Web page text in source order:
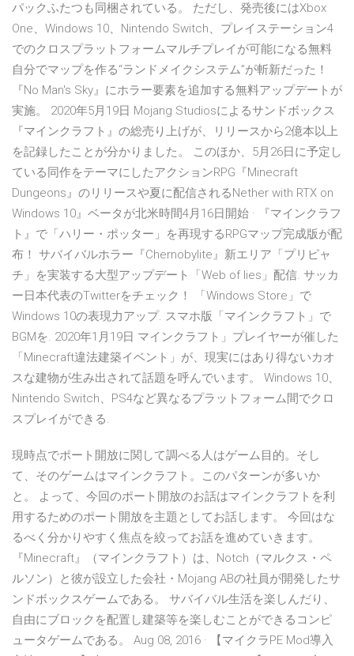
パックふたつも同梱されている。 ただし、発売後にはXbox
One、Windows 10、Nintendo Switch、プレイステーション4
でのクロスプラットフォームマルチプレイが可能になる無料
自分でマップを作る“ランドメイクシステム”が斬新だった！
『No Man's Sky』にホラー要素を追加する無料アップデートが
実施。 2020年5月19日 Mojang Studiosによるサンドボックス
『マインクラフト』の総売り上げが、リリースから2億本以上
を記録したことが分かりました。 このほか、5月26日に予定し
ている同作をテーマにしたアクションRPG『Minecraft
Dungeons』のリリースや夏に配信されるNether with RTX on
Windows 10』ベータが北米時間4月16日開始 · 『マインクラフ
ト』で「ハリー・ポッター」を再現するRPGマップ完成版が配
布！ サバイバルホラー『Chernobylite』新エリア「プリピャ
チ」を実装する大型アップデート「Web of lies」配信. サッカ
ー日本代表のTwitterをチェック！ 「Windows Store」で
Windows 10の表現力アップ. スマホ版「マインクラフト」で
BGMを. 2020年1月19日 マインクラフト」プレイヤーが催した
「Minecraft違法建築イベント」が、現実にはあり得ないカオ
スな建物が生み出されて話題を呼んでいます。 Windows 10、
Nintendo Switch、PS4など異なるプラットフォーム間でクロ
スプレイができる.
現時点でポート開放に関して調べる人はゲーム目的。そし
て、そのゲームはマインクラフト。このパターンが多いか
と。 よって、今回のポート開放のお話はマインクラフトを利
用するためのポート開放を主題としてお話します。 今回はな
るべく分かりやすく焦点を絞ってお話を進めていきます。
『Minecraft』（マインクラフト）は、Notch（マルクス・ペ
ルソン）と彼が設立した会社・Mojang ABの社員が開発したサ
ンドボックスゲームである。 サバイバル生活を楽しんだり、
自由にブロックを配置し建築等を楽しむことができるコンピ
ュータゲームである。 Aug 08, 2016 · 【マイクラPE Mod導入